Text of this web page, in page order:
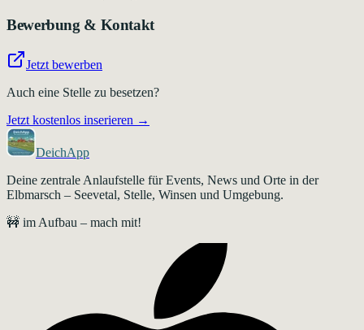
Bewerbung & Kontakt
Jetzt bewerben
Auch eine Stelle zu besetzen?
Jetzt kostenlos inserieren →
DeichApp
Deine zentrale Anlaufstelle für Events, News und Orte in der
Elbmarsch – Seevetal, Stelle, Winsen und Umgebung.
🚧 im Aufbau – mach mit!